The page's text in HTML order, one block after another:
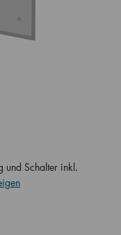
und Schalter inkl.